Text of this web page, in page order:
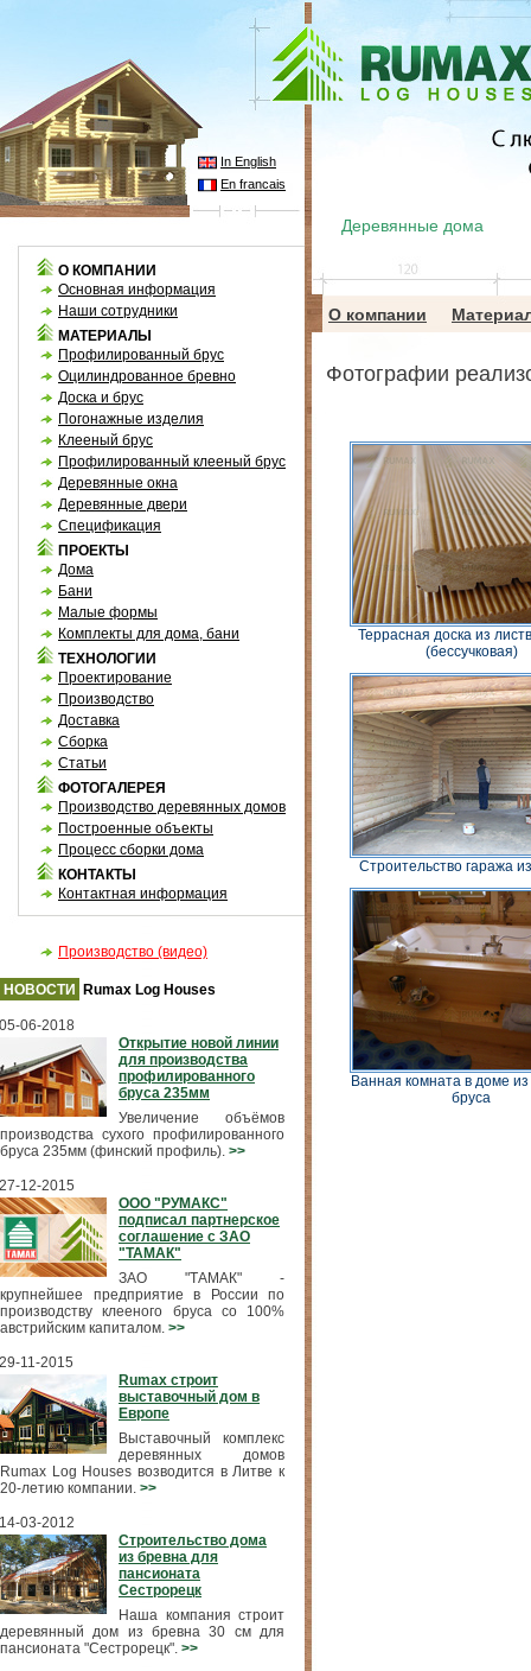
In English
En francais
Деревянные дома
О КОМПАНИИ
Основная информация
Наши сотрудники
МАТЕРИАЛЫ
Профилированный брус
Оцилиндрованное бревно
Доска и брус
Погонажные изделия
Клееный брус
Профилированный клееный брус
Деревянные окна
Деревянные двери
Спецификация
ПРОЕКТЫ
Дома
Бани
Малые формы
Комплекты для дома, бани
ТЕХНОЛОГИИ
Проектирование
Производство
Доставка
Сборка
Статьи
ФОТОГАЛЕРЕЯ
Производство деревянных домов
Построенные объекты
Процесс сборки дома
КОНТАКТЫ
Контактная информация
Производство (видео)
НОВОСТИ Rumax Log Houses
05-06-2018
Открытие новой линии
для производства
профилированного
бруса 235мм
Увеличение объёмов
производства сухого профилированного
бруса 235мм (финский профиль). >>
27-12-2015
ООО "РУМАКС"
подписал партнерское
соглашение с ЗАО
"ТАМАК"
ЗАО "ТАМАК" -
крупнейшее предприятие в России по
производству клееного бруса со 100%
австрийским капиталом. >>
29-11-2015
Rumax строит
выставочный дом в
Европе
Выставочный комплекс
деревянных домов
Rumax Log Houses возводится в Литве к
20-летию компании. >>
14-03-2012
Строительство дома
из бревна для
пансионата
Сестрорецк
Наша компания строит
деревянный дом из бревна 30 см для
пансионата "Сестрорецк". >>
О компании
Фотографии
Террасная доска из
(бессучковая)
Строительство гаража
Ванная комната в доме из
бруса